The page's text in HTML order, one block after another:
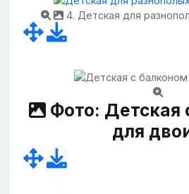
4. Детская для
Фото: Детская
для